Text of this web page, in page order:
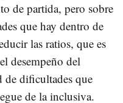
de partida, pero sobre
que hay dentro de
las ratios, que es
desempeño del
de dificultades que
de la inclusiva.